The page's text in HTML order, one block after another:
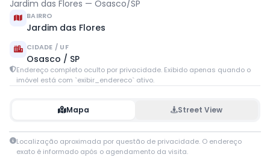
Jardim das Flores — Osasco/SP
BAIRRO
Jardim das Flores
CIDADE / UF
Osasco / SP
Endereço completo oculto por privacidade. Exibido apenas quando o
imóvel está com `exibir_endereco` ativo.
Mapa Street View
+
Localização aproximada por questão de privacidade. O endereço
exato é informado após o agendamento da visita.